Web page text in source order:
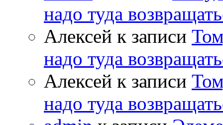
надо туда
Алексей к записи
надо туда
Алексей к записи
надо туда